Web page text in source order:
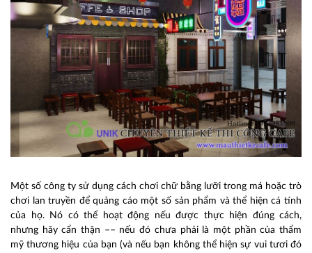
Một số công ty sử dụng cách chơi chữ bằng lưỡi trong má hoặc trò
chơi lan truyền để quảng cáo một số sản phẩm và thể hiện cá tính
của họ. Nó có thể hoạt động nếu được thực hiện đúng cách,
nhưng hãy cẩn thận –– nếu đó chưa phải là một phần của thẩm
mỹ thương hiệu của bạn (và nếu bạn không thể hiện sự vui tươi đó